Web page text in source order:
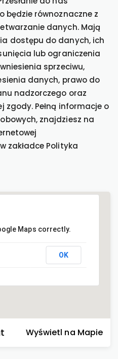
będzie równoznaczne z
danych. Mają
dostępu do danych, ich
lub ograniczenia
sprzeciwu,
danych, prawo do
nadzorczego oraz
zgody. Pełną informacje o
znajdziesz na
zakładce Polityka
Maps correctly.
OK
Wyświetl na Mapie